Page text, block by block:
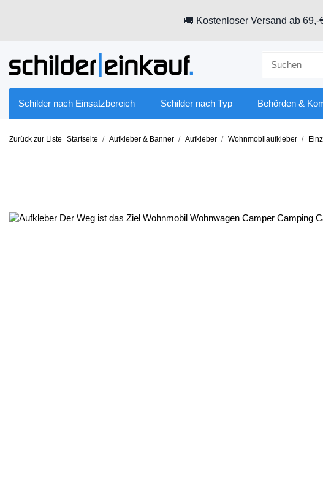
🚚 Kostenloser Versand ab 69,-
Schilder nach Einsatzbereich Schilder nach Typ Behörden &
Zurück zur Liste Startseite Aufkleber & Banner Aufkleber Wohnmobilaufkleber